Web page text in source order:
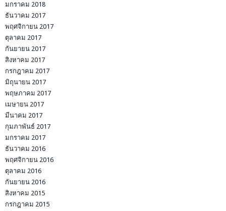
มกราคม 2018
ธันวาคม 2017
พฤศจิกายน 2017
ตุลาคม 2017
กันยายน 2017
สิงหาคม 2017
กรกฎาคม 2017
มิถุนายน 2017
พฤษภาคม 2017
เมษายน 2017
มีนาคม 2017
กุมภาพันธ์ 2017
มกราคม 2017
ธันวาคม 2016
พฤศจิกายน 2016
ตุลาคม 2016
กันยายน 2016
สิงหาคม 2015
กรกฎาคม 2015